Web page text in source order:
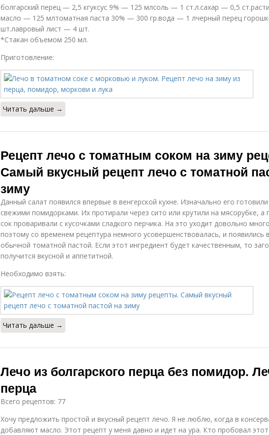
болгарский перец — 2,5 кгуксус 9% — 125 млсоль — 1 ст.л.сахар — 0,5
масло — 125 млтоматная паста 30% — 300 гр.вода — 1 лчерный перец
шт.лавровый лист — 4 шт.
*Стакан объемом 250 мл.
Приготовление:
Читать дальше →
Рецепт лечо с томатным соком на зиму
Самый вкусный рецепт лечо с томатной
зиму
Данный салат появился впервые в венгерской кухне. Изначально его
свежими помидорками. Их протирали через сито или крутили на мясорубке, а
сок проваривали с кусочками сладкого перчика. На это уходит довольно
поэтому со временем рецептура немного усовершенствовалась, и появились
обычной томатной пастой. Если этот ингредиент будет качественным, то
получится вкусной и аппетитной.
Необходимо взять:
Читать дальше →
Лечо из болгарского перца без помидор.
перца
Всего рецептов: 77
Хочу предложить простой и вкусный рецепт лечо. Я не люблю, когда в
добавляют масло. Этот рецепт у меня давно и идет на ура. Кто пробовал